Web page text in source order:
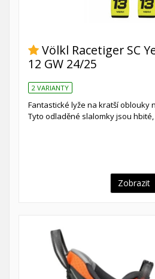
Völkl Racetiger SC
12 GW 24/25
2 VARIANTY
Fantastické lyže na kratší oblouky
Tyto odladěné slalomky jsou
Zobrazit